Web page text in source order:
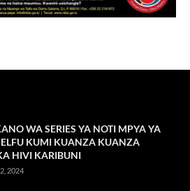
WA SERIES YA NOTI MPYA YA
KUMI KUANZA KUANZA
HIVI KARIBUNI
2024